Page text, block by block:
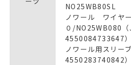
NO25WB80SL
ノワール ワイヤ
０/NO25WB080（
4550084733647
ノワール用スリー
4550283740842